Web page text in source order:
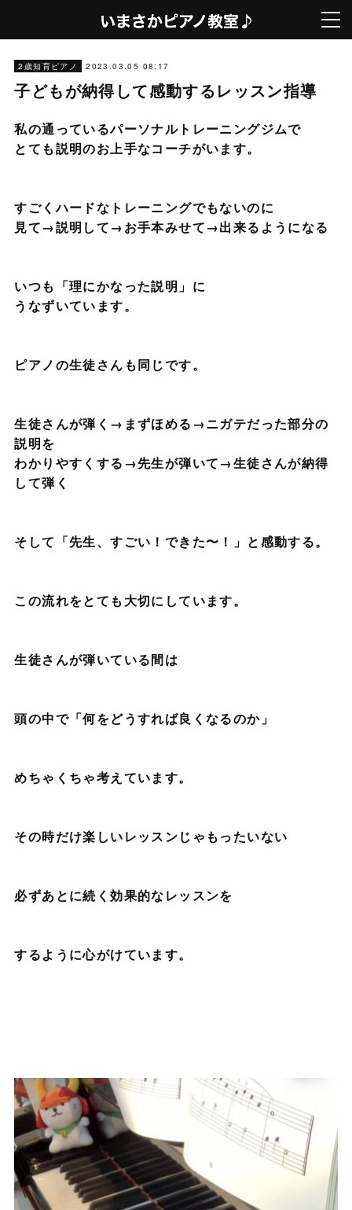
2歳知育ピアノ 2023.03.05 08:17
子どもが納得して感動するレッスン指導
私の通っているパーソナルトレーニングジムで
とても説明のお上手なコーチがいます。
すごくハードなトレーニングでもないのに
見て→説明して→お手本みせて→出来るようになる
いつも「理にかなった説明」に
うなずいています。
ピアノの生徒さんも同じです。
生徒さんが弾く→まずほめる→ニガテだった部分の
説明を
わかりやすくする→先生が弾いて→生徒さんが納得
して弾く
そして「先生、すごい！できた〜！」と感動する。
この流れをとても大切にしています。
生徒さんが弾いている間は
頭の中で「何をどうすれば良くなるのか」
めちゃくちゃ考えています。
その時だけ楽しいレッスンじゃもったいない
必ずあとに続く効果的なレッスンを
するように心がけています。